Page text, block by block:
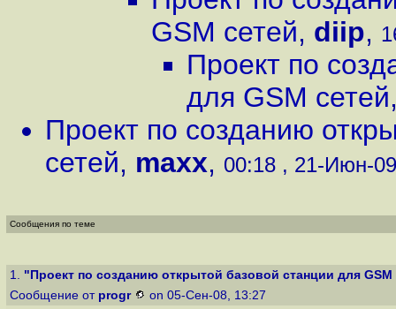
GSM сетей, diip,
Проект по
для GSM сетей
Проект по созданию
сетей, maxx, 00:18 , 21-Июн-
Сообщения по теме
1. "Проект по созданию открытой базовой станции для GSM
Сообщение от progr on 05-Сен-08, 13:27